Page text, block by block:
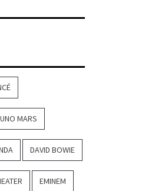
MARS
DAVID BOWIE
EMINEM